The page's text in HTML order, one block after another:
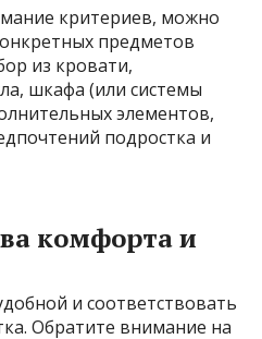
критериев, можно
предметов
из кровати,
шкафа (или системы
элементов,
подростка и
комфорта и
и соответствовать
Обратите внимание на